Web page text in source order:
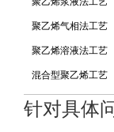
聚乙烯气相法工艺
聚乙烯溶液法工艺
混合型聚乙烯工艺
针对具体